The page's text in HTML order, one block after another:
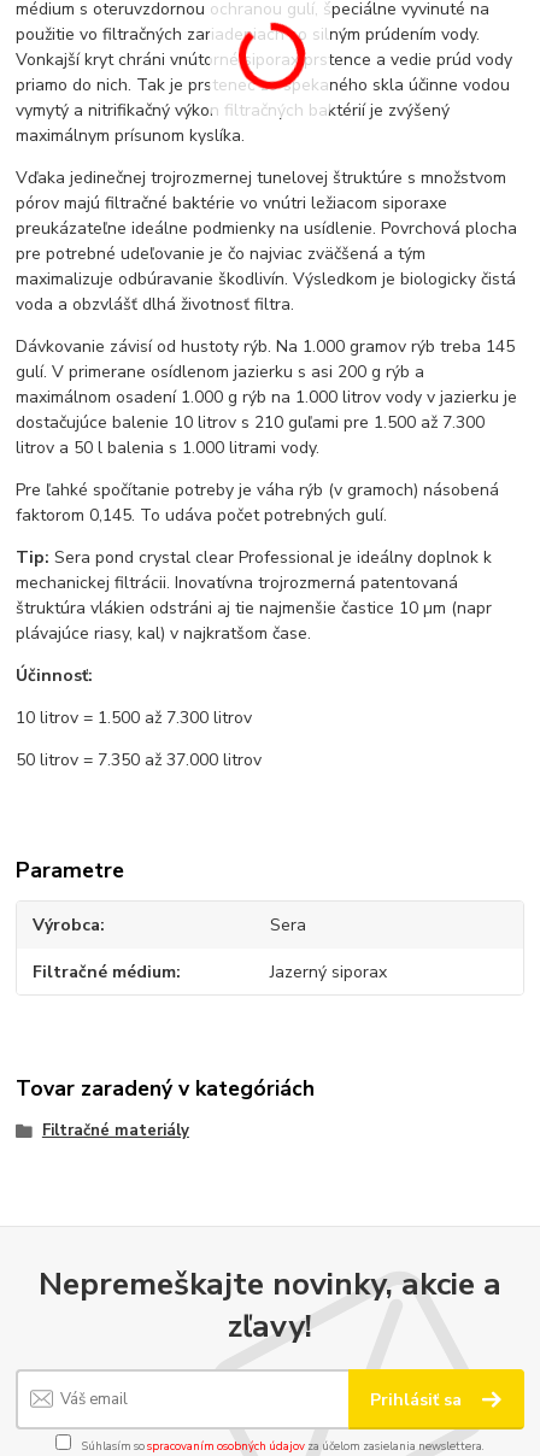
médium s oteruvzdornou ochranou gulí, špeciálne vyvinuté na
použitie vo filtračných zariadeniach so silným prúdením vody.
Vonkajší kryt chráni vnútorné siporax prstence a vedie prúd vody
priamo do nich. Tak je prstenec zo spekaného skla účinne vodou
vymytý a nitrifikačný výkon filtračných baktérií je zvýšený
maximálnym prísunom kyslíka.
Vďaka jedinečnej trojrozmernej tunelovej štruktúre s množstvom
pórov majú filtračné baktérie vo vnútri ležiacom siporaxe
preukázateľne ideálne podmienky na usídlenie. Povrchová plocha
pre potrebné udeľovanie je čo najviac zväčšená a tým
maximalizuje odbúravanie škodlivín. Výsledkom je biologicky čistá
voda a obzvlášť dlhá životnosť filtra.
Dávkovanie závisí od hustoty rýb. Na 1.000 gramov rýb treba 145
gulí. V primerane osídlenom jazierku s asi 200 g rýb a
maximálnom osadení 1.000 g rýb na 1.000 litrov vody v jazierku je
dostačujúce balenie 10 litrov s 210 guľami pre 1.500 až 7.300
litrov a 50 l balenia s 1.000 litrami vody.
Pre ľahké spočítanie potreby je váha rýb (v gramoch) násobená
faktorom 0,145. To udáva počet potrebných gulí.
Tip:Sera pond crystal clear Professional je ideálny doplnok k
mechanickej filtrácii. Inovatívna trojrozmerná patentovaná
štruktúra vlákien odstráni aj tie najmenšie častice 10 µm (napr
plávajúce riasy, kal) v najkratšom čase.
Účinnosť:
10 litrov = 1.500 až 7.300 litrov
50 litrov = 7.350 až 37.000 litrov
Parametre
Výrobca Sera
Filtračné médium Jazerný siporax
Tovar zaradený v kategóriách
Filtračné materiály
Nepremeškajte novinky, akcie a
zľavy!
Prihlásiť sa
Súhlasím sospracovaním osobných údajov za účelom zasielania newslettera.